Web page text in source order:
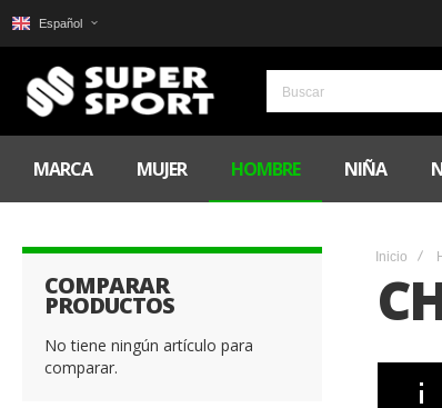
Español
MARCA MUJER HOMBRE NIÑA
Inicio
COMPARAR
PRODUCTOS
No tiene ningún artículo para
comparar.